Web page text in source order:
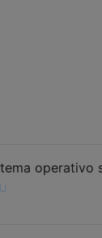
operativo